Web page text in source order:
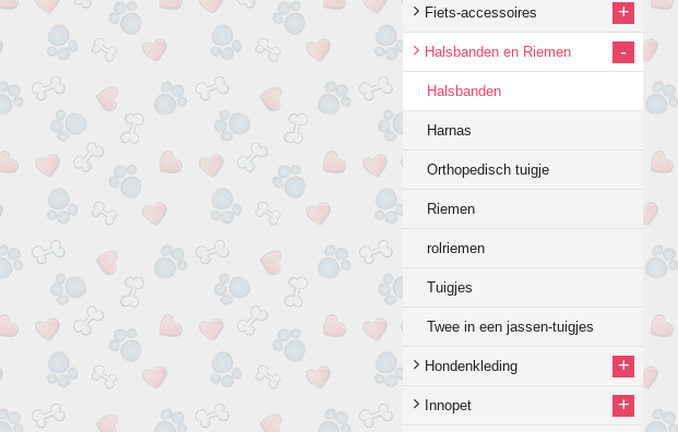
Fiets-accessoires +
Halsbanden en Riemen -
Halsbanden
Harnas
Orthopedisch tuigje
Riemen
rolriemen
Tuigjes
Twee in een jassen-tuigjes
Hondenkleding +
Innopet +